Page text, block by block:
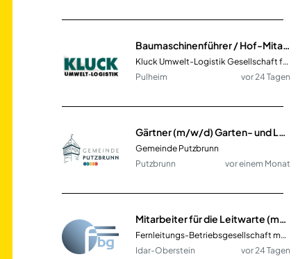
Baumaschinenführer / Hof-Mitarbeiter (m/w/d)
Kluck Umwelt-Logistik Gesellschaft für Abfallbeseitigung und Rohstoff-Verwertung mbH
Pulheim
vor 24 Tagen
Gemeinde Putzbrunn
Putzbrunn
vor einem Monat
Mitarbeiter für die Leitwarte (m/w/d)
Fernleitungs-Betriebsgesellschaft mbH
Idar-Oberstein
vor 24 Tagen